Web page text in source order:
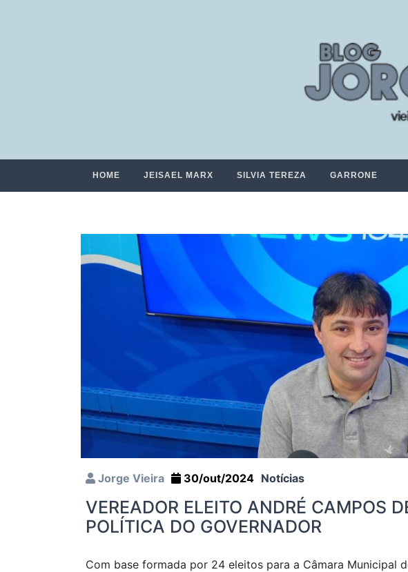
HOME JEISAEL MARX SILVIA TEREZA GARRONE
Jorge Vieira 30/out/2024 Notícias
VEREADOR ELEITO ANDRÉ CAMPOS
POLÍTICA DO GOVERNADOR
Com base formada por 24 eleitos para a Câmara Municipal